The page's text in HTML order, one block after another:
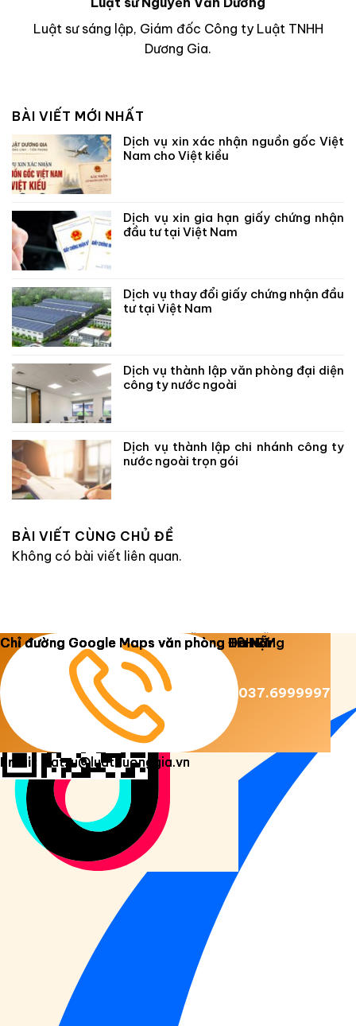
Luật sư sáng lập, Giám đốc Công ty Luật TNHH
Dương Gia.
BÀI VIẾT MỚI NHẤT
Dịch vụ xin xác nhận nguồn gốc Việt
Nam cho Việt kiều
Dịch vụ xin gia hạn giấy chứng nhận
đầu tư tại Việt Nam
Dịch vụ thay đổi giấy chứng nhận đầu
tư tại Việt Nam
Dịch vụ thành lập văn phòng đại diện
công ty nước ngoài
Dịch vụ thành lập chi nhánh công ty
nước ngoài trọn gói
BÀI VIẾT CÙNG CHỦ ĐỀ
Không có bài viết liên quan.
Copyright 2026 © Luật Dương Gia